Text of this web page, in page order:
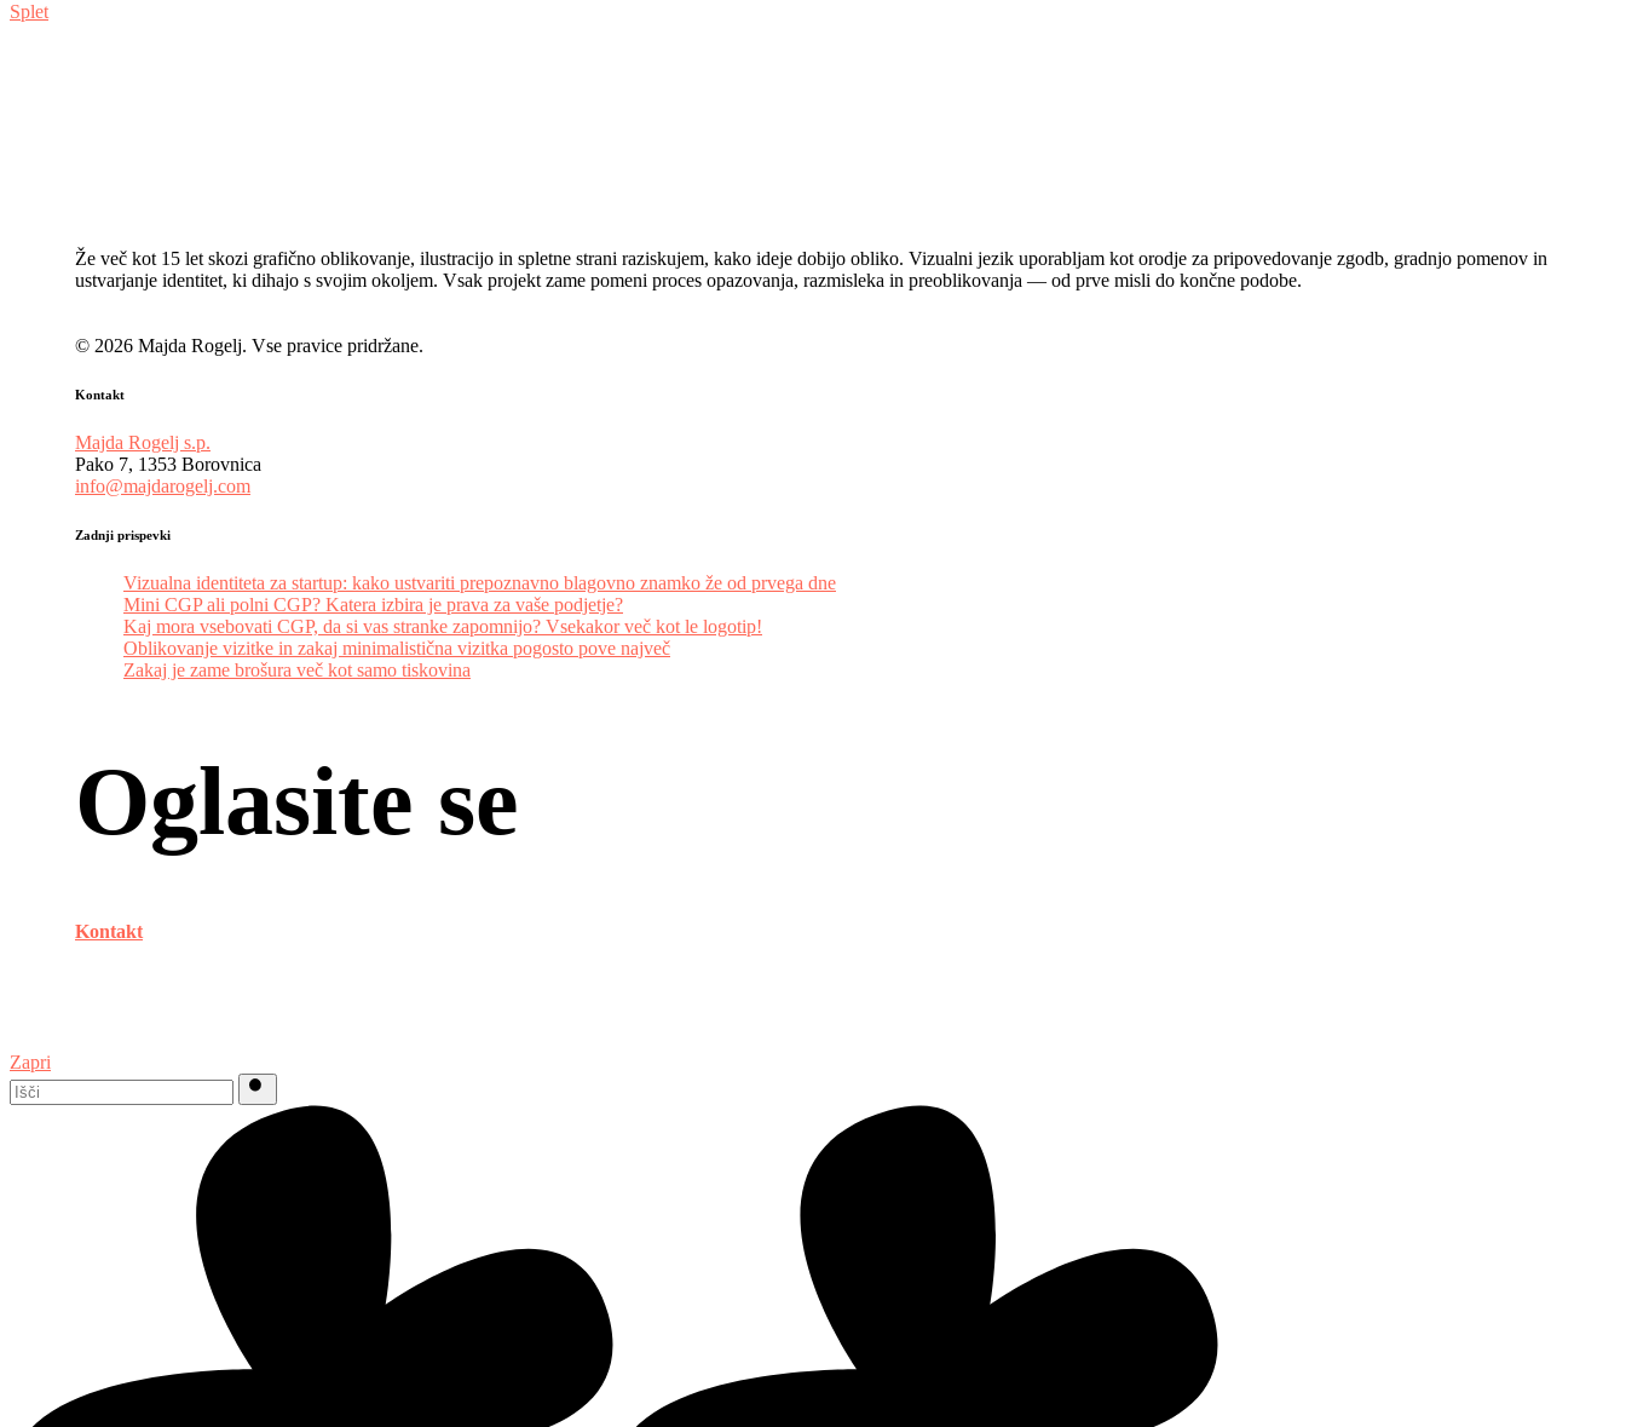
Splet
Že več kot 15 let skozi grafično oblikovanje, ilustracijo in spletne strani raziskujem, kako ideje dobijo obliko. Vizualni jezik uporabljam kot orodje za pripovedovanje zgodb, gradnjo pomenov in
ustvarjanje identitet, ki dihajo s svojim okoljem. Vsak projekt zame pomeni proces opazovanja, razmisleka in preoblikovanja — od prve misli do končne podobe.
© 2026 Majda Rogelj. Vse pravice pridržane.
Kontakt
Majda Rogelj s.p.
Pako 7, 1353 Borovnica
info@majdarogelj.com
Zadnji prispevki
Vizualna identiteta za startup: kako ustvariti prepoznavno blagovno znamko že od prvega dne
Mini CGP ali polni CGP? Katera izbira je prava za vaše podjetje?
Kaj mora vsebovati CGP, da si vas stranke zapomnijo? Vsekakor več kot le logotip!
Oblikovanje vizitke in zakaj minimalistična vizitka pogosto pove največ
Zakaj je zame brošura več kot samo tiskovina
Oglasite se
Kontakt
Zapri